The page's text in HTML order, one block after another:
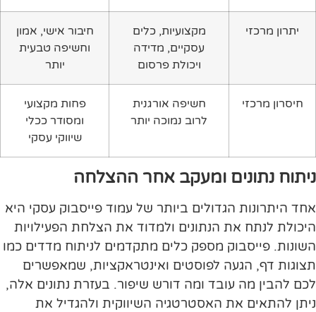
יתרון מרכזי
מקצועיות, כלים
עסקיים, מדידה
ויכולת פרסום
חיבור אישי, אמון
וחשיפה טבעית
יותר
חיסרון מרכזי
חשיפה אורגנית
לרוב נמוכה יותר
פחות מקצועי
ומסודר ככלי
שיווקי עסקי
ניתוח נתונים ומעקב אחר ההצלחה
אחד היתרונות הגדולים ביותר של עמוד פייסבוק עסקי היא
היכולת לנתח את הנתונים ולמדוד את הצלחת הפעילויות
השונות. פייסבוק מספק כלים מתקדמים לניתוח מדדים כמו
תצוגות דף, הגעה לפוסטים ואינטראקציות, שמאפשרים
לכם להבין מה עובד ומה דורש שיפור. בעזרת נתונים אלה,
ניתן להתאים את האסטרטגיה השיווקית ולהגדיל את